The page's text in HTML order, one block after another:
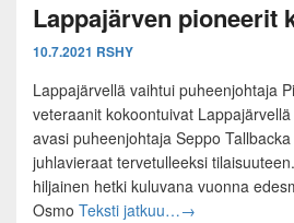
Lappajärven pioneerit
10.7.2021 RSHY
Lappajärvellä vaihtui puheenjohtaja
veteraanit kokoontuivat
avasi puheenjohtaja Seppo
juhlavieraat tervetulleeksi
hiljainen hetki kuluvana vuonna
Osmo Teksti jatkuu…Lappajärven
→